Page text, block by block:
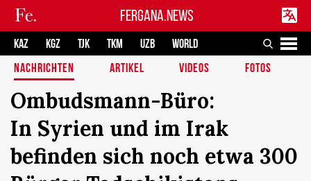
FERGANA.NEWS
KAZ KGZ TJK TKM UZB
WORLD
NACHRICHTEN
ARTIKEL VIDEOS FOTOS
Ombudsmann-Büro:
In Syrien und im Irak
befinden sich noch etwa 300